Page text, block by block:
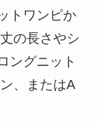
トワンピか
の長さやシ
ングニット
、またはA